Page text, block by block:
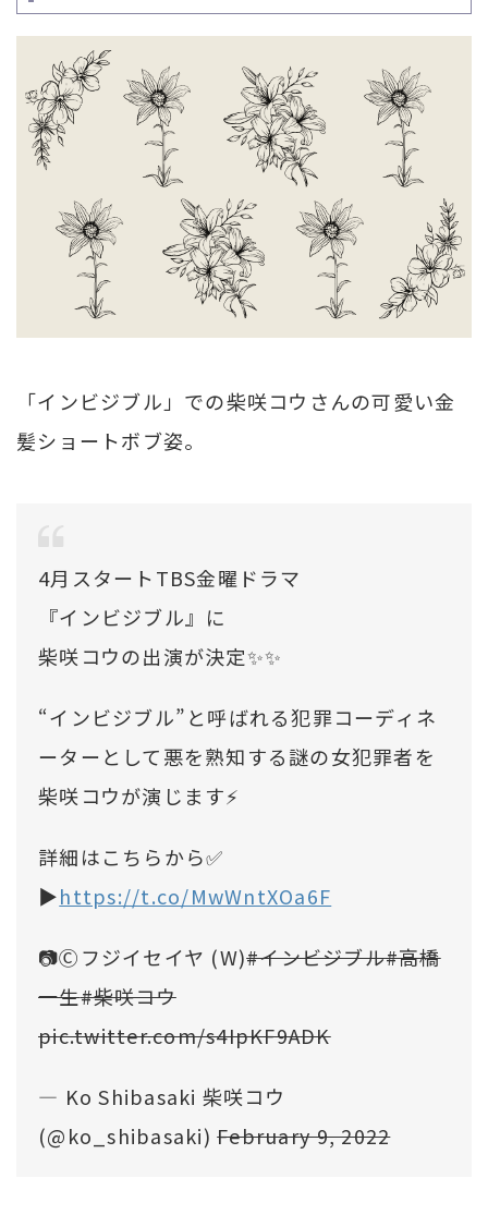
「インビジブル」での柴咲コウさんの可愛い金
髪ショートボブ姿。
4月スタートTBS金曜ドラマ
『インビジブル』に
柴咲コウの出演が決定✨✨
“インビジブル”と呼ばれる犯罪コーディネ
ーターとして悪を熟知する謎の女犯罪者を
柴咲コウが演じます⚡️
詳細はこちらから✅
▶️https://t.co/MwWntXOa6F
📷Ⓒフジイセイヤ (W)#インビジブル#高橋
一生#柴咲コウ
pic.twitter.com/s4IpKF9ADK
— Ko Shibasaki 柴咲コウ
(@ko_shibasaki)February 9, 2022